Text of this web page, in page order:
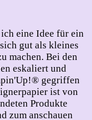
eine Idee für ein
gut als kleines
machen. Bei den
eskaliert und
gegriffen
ist von
Produkte
zum anschauen